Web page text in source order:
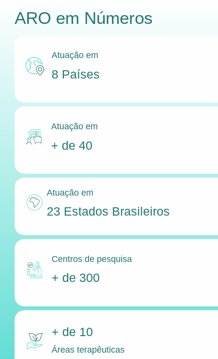
ARO em Números
Atuação em
8 Países
Atuação em
+ de 40
Atuação em
23 Estados Brasileiros
Centros de pesquisa
+ de 300
+ de 10
Áreas terapêuticas